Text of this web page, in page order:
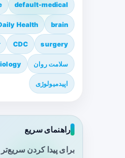
default-medical
brain
Health
surgery
CDC
سلامت روان
اپیدمیولوژی
راهنمای سریع
برای پیدا کردن